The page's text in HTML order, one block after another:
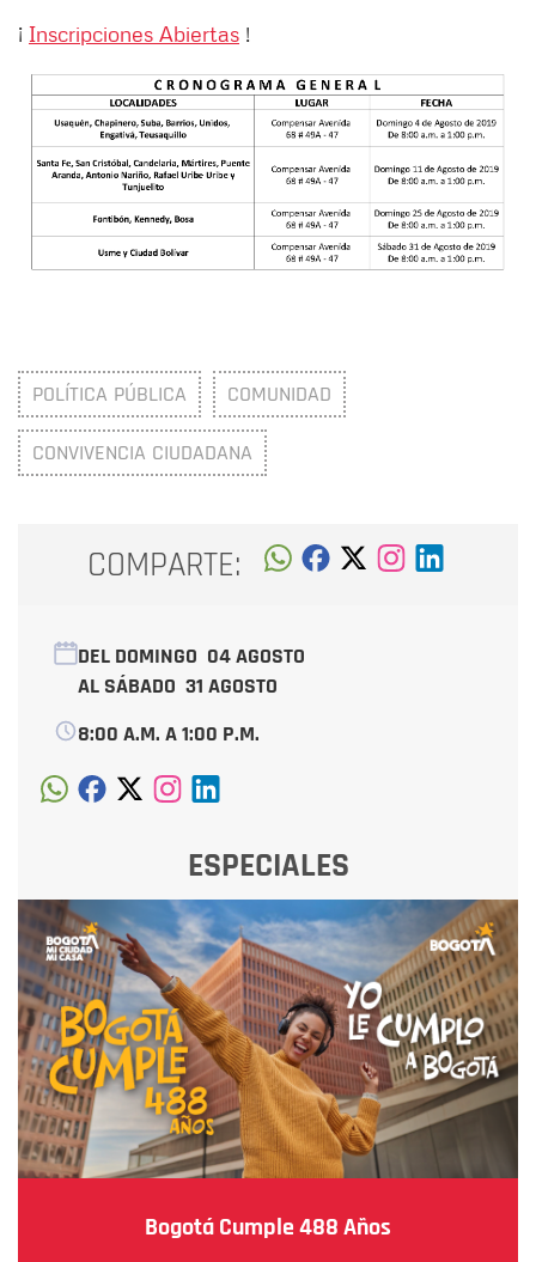
¡ Inscripciones Abiertas !
POLÍTICA PÚBLICA COMUNIDAD
CONVIVENCIA CIUDADANA
COMPARTE:
DEL DOMINGO 04 AGOSTO
AL SÁBADO 31 AGOSTO
8:00 A.M. A 1:00 P.M.
ESPECIALES
Bogotá Cumple 488 Años